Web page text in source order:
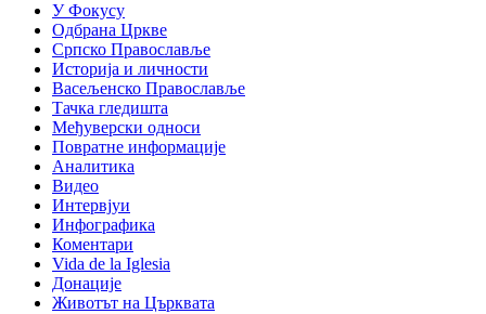
У Фокусу
Одбрана Цркве
Српско Православље
Историја и личности
Васељенско Православље
Тачка гледишта
Међуверски односи
Повратне информације
Аналитика
Видео
Интервјуи
Инфографика
Коментари
Vida de la Iglesia
Донације
Животът на Църквата